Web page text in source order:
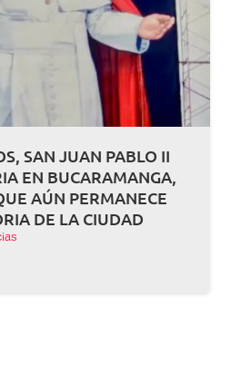
SAN JUAN PABLO II
EN BUCARAMANGA,
AÚN PERMANECE
DE LA CIUDAD